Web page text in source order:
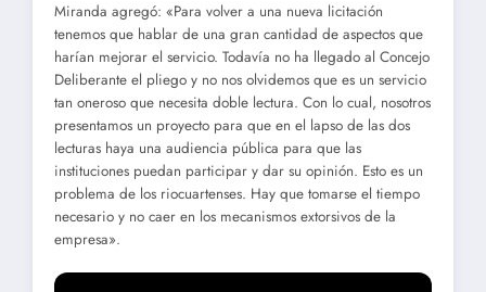
Miranda agregó: «Para volver a una nueva licitación
tenemos que hablar de una gran cantidad de aspectos que
harían mejorar el servicio. Todavía no ha llegado al Concejo
Deliberante el pliego y no nos olvidemos que es un servicio
tan oneroso que necesita doble lectura. Con lo cual, nosotros
presentamos un proyecto para que en el lapso de las dos
lecturas haya una audiencia pública para que las
instituciones puedan participar y dar su opinión. Esto es un
problema de los riocuartenses. Hay que tomarse el tiempo
necesario y no caer en los mecanismos extorsivos de la
empresa».